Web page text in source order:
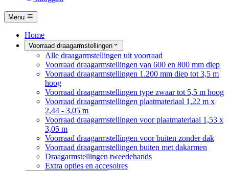
Menu
Home
Voorraad draagarmstellingen
Alle draagarmstellingen uit voorraad
Voorraad draagarmstellingen van 600 en 800 mm diep
Voorraad draagarmstellingen 1.200 mm diep tot 3,5 m
hoog
Voorraad draagarmstellingen type zwaar tot 5,5 m hoog
Voorraad draagarmstellingen plaatmateriaal 1,22 m x
2,44 - 3,05 m
Voorraad draagarmstellingen voor plaatmateriaal 1,53 x
3,05 m
Voorraad draagarmstellingen voor buiten zonder dak
Voorraad draagarmstellingen buiten met dakarmen
Draagarmstellingen tweedehands
Extra opties en accesoires